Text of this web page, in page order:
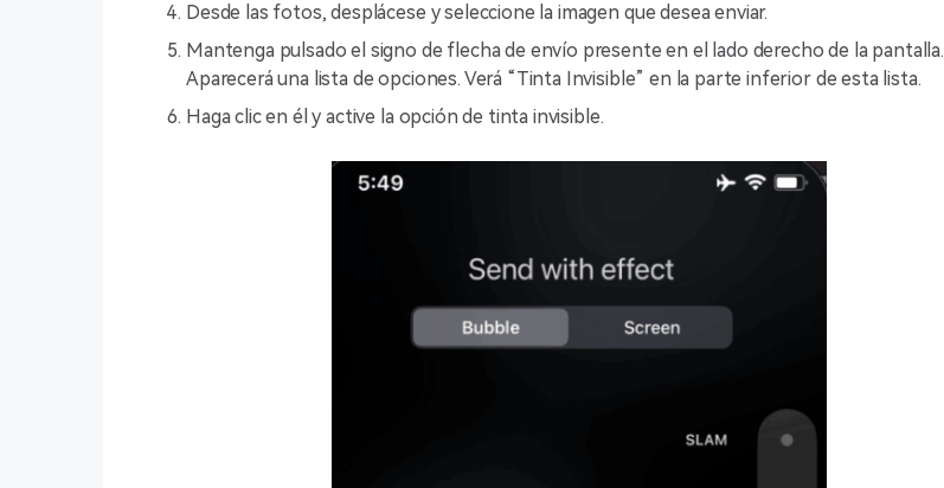
Desde las fotos, desplácese y seleccione la imagen que desea enviar.
Mantenga pulsado el signo de flecha de envío presente en el lado derecho de la pantalla.
Aparecerá una lista de opciones. Verá “Tinta Invisible” en la parte inferior de esta lista.
Haga clic en él y active la opción de tinta invisible.